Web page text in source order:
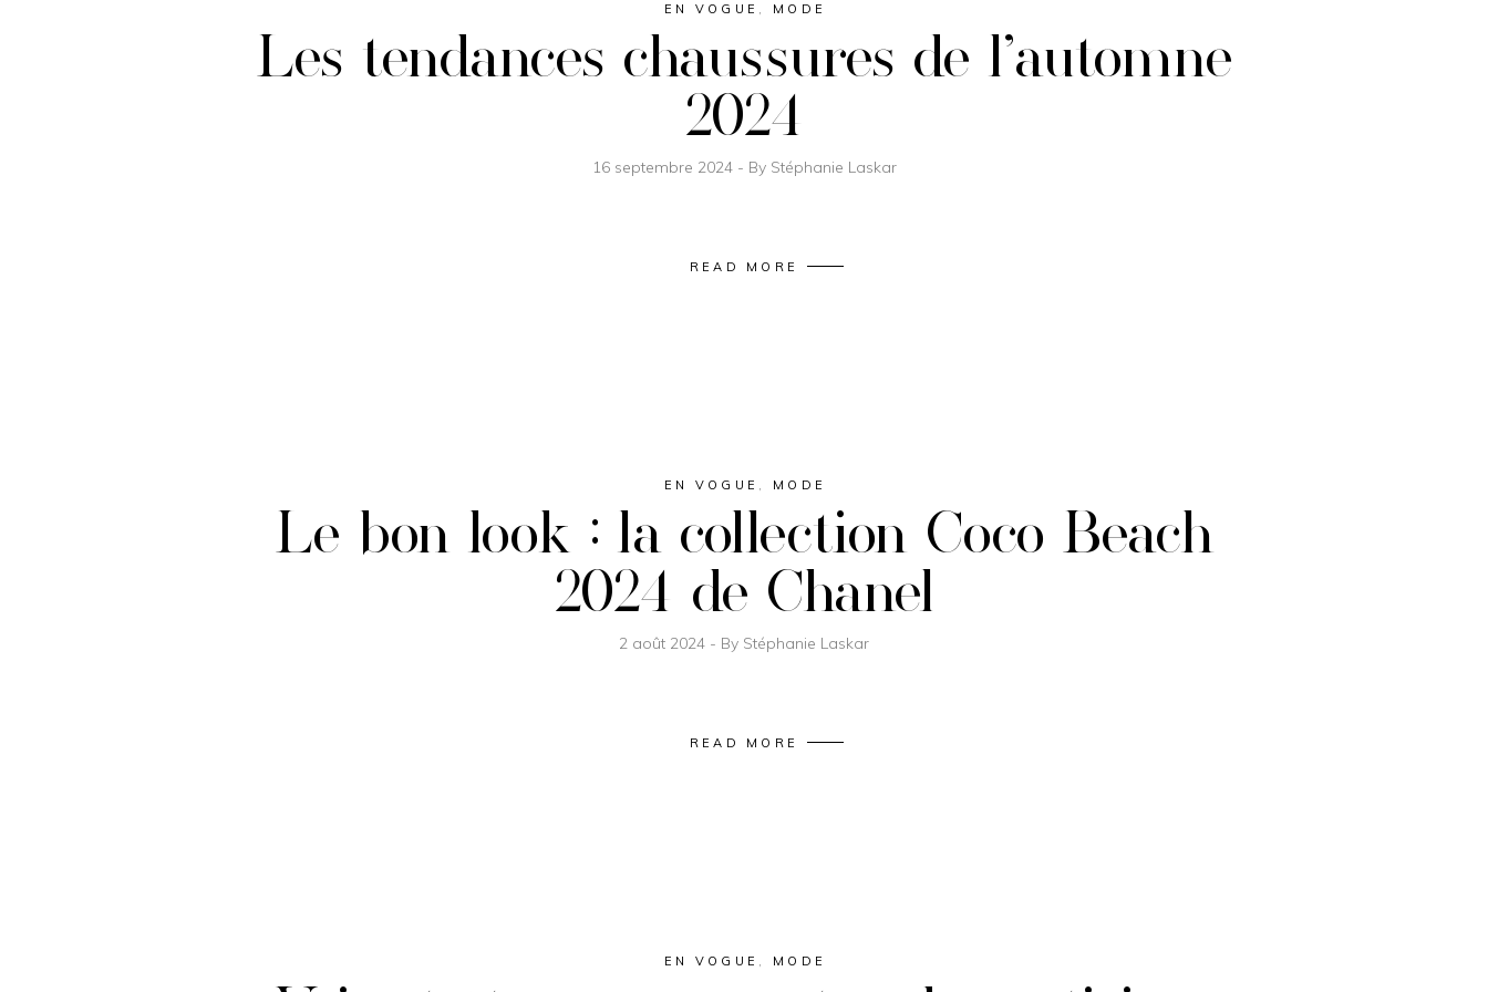
EN VOGUE , MODE
Les tendances chaussures de l’automne
2024
16 septembre 2024 By Stéphanie Laskar
READ MORE
EN VOGUE , MODE
Le bon look : la collection Coco Beach
2024 de Chanel
2 août 2024 By Stéphanie Laskar
READ MORE
EN VOGUE , MODE